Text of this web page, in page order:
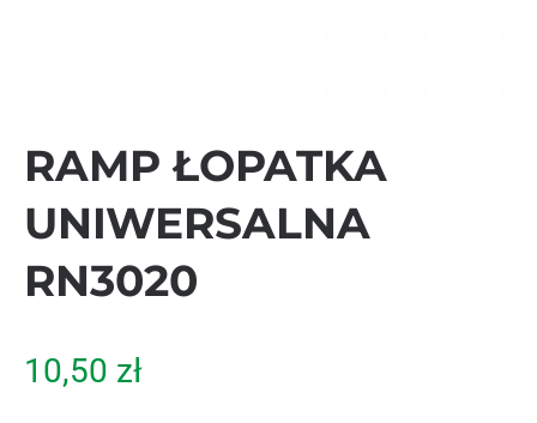
RAMP ŁOPATKA
UNIWERSALNA
RN3020
10,50 zł